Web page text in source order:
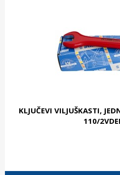
KLJUČEVI VILJUŠKASTI,
110/